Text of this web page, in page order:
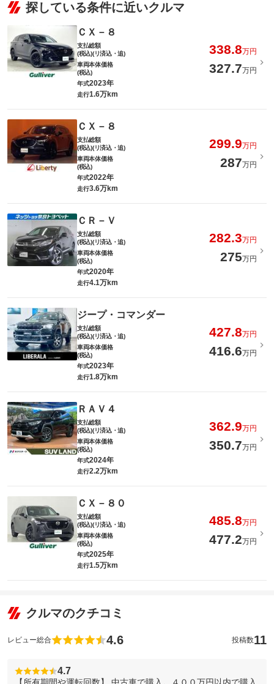
探している条件に近いクルマ
ＣＸ－８
支払総額
(税込)(リ済込・追)
338.8万円
車両本体価格
(税込)
327.7万円
年式2023年
走行1.6万km
ＣＸ－８
支払総額
(税込)(リ済込・追)
299.9万円
車両本体価格
(税込)
287万円
年式2022年
走行3.6万km
ＣＲ－Ｖ
支払総額
(税込)(リ済込・追)
282.3万円
車両本体価格
(税込)
275万円
年式2020年
走行4.1万km
ジープ・コマンダー
支払総額
(税込)(リ済込・追)
427.8万円
車両本体価格
(税込)
416.6万円
年式2023年
走行1.8万km
ＲＡＶ４
支払総額
(税込)(リ済込・追)
362.9万円
車両本体価格
(税込)
350.7万円
年式2024年
走行2.2万km
ＣＸ－８０
支払総額
(税込)(リ済込・追)
485.8万円
車両本体価格
(税込)
477.2万円
年式2025年
走行1.5万km
クルマのクチコミ
レビュー総合 4.6 投稿数11
4.7